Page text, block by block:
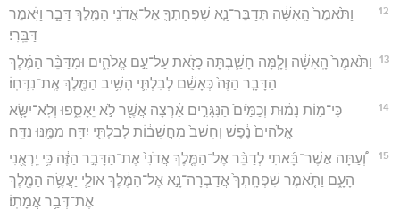
12
וַתֹּ֙אמֶר֙ הָֽאִשָּׁ֔ה תְּדַבֶּר־נָ֧א שִׁפְחָתְךָ֛ אֶל־אֲדֹנִ֥י הַמֶּ֖לֶךְ דָּבָ֑ר וַיֹּ֖אמֶר
דַּבֵּֽרִי׃
13
וַתֹּ֙אמֶר֙ הָֽאִשָּׁ֔ה וְלָ֧מָּה חָשַׁ֛בְתָּה כָּזֹ֖את עַל־עַ֣ם אֱלֹהִ֑ים וּמִדַּבֵּ֨ר הַמֶּ֜לֶךְ
הַדָּבָ֤ר הַזֶּה֙ כְּאָשֵׁ֔ם לְבִלְתִּ֛י הָשִׁ֥יב הַמֶּ֖לֶךְ אֶֽת־נִדְּחֽוֹ׃
14
כִּי־מ֣וֹת נָמ֔וּת וְכַמַּ֙יִם֙ הַנִּגָּרִ֣ים אַ֔רְצָה אֲשֶׁ֖ר לֹ֣א יֵאָסֵ֑פוּ וְלֹֽא־יִשָּׂ֤א
אֱלֹהִים֙ נֶ֔פֶשׁ וְחָשַׁב֙ מַֽחֲשָׁב֔וֹת לְבִלְתִּ֛י יִדַּ֥ח מִמֶּ֖נּוּ נִדָּֽח׃
15
וְ֠עַתָּה אֲשֶׁר־בָּ֜אתִי לְדַבֵּ֨ר אֶל־הַמֶּ֤לֶךְ אֲדֹנִי֙ אֶת־הַדָּבָ֣ר הַזֶּ֔ה כִּ֥י יֵֽרְאֻ֖נִי
הָעָ֑ם וַתֹּ֤אמֶר שִׁפְחָֽתְךָ֙ אֲדַבְּרָה־נָּ֣א אֶל־הַמֶּ֔לֶךְ אוּלַ֛י יַעֲשֶׂ֥ה הַמֶּ֖לֶךְ
אֶת־דְּבַ֥ר אֲמָתֽוֹ׃